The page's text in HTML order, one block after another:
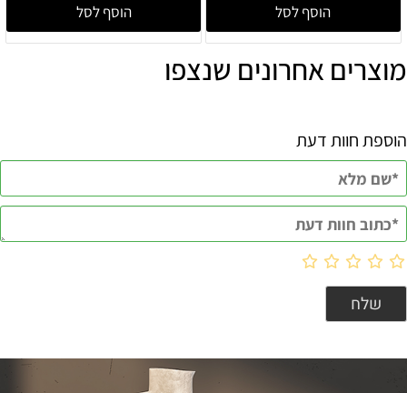
הוסף לסל הוסף לסל
מוצרים אחרונים שנצפו
הוספת חוות דעת